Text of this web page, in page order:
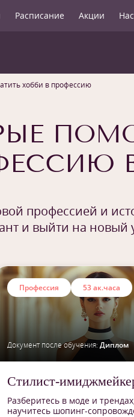
Расписание Акции
хобби в профессию
профессией и
и выйти на
Профессия 53 ак.часа
Документ после обучения:Диплом
Стилист-
Разберитесь в моде и
научитесь шопинг-